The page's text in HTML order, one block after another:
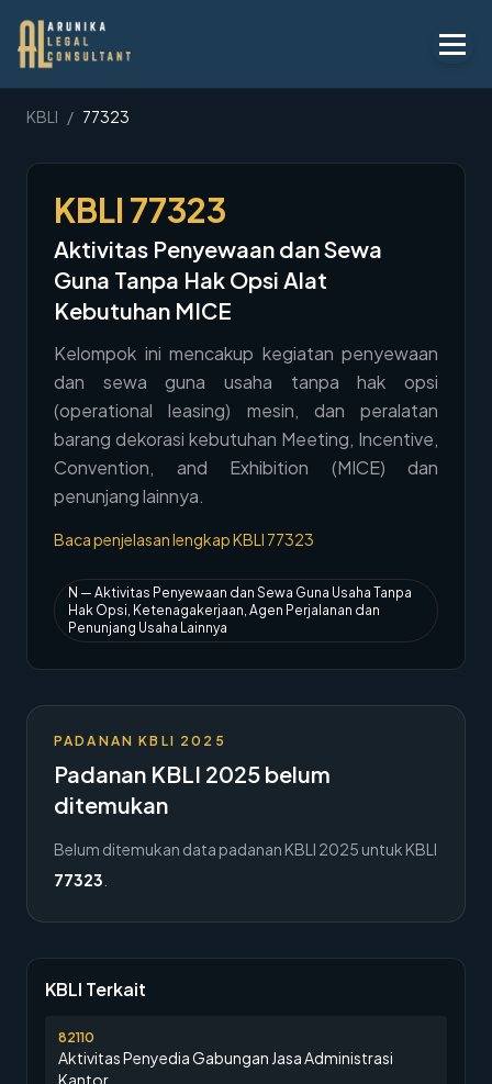
Layanan
Peraturan
KBLI
Tentang
Kontak
Penawaran
Blog
Legal AI
KBLI / 77323
KBLI 77323
Aktivitas Penyewaan dan Sewa
Guna Tanpa Hak Opsi Alat
Kebutuhan MICE
Kelompok ini mencakup kegiatan penyewaan
dan sewa guna usaha tanpa hak opsi
(operational leasing) mesin, dan peralatan
barang dekorasi kebutuhan Meeting, Incentive,
Convention, and Exhibition (MICE) dan
penunjang lainnya.
Baca penjelasan lengkap KBLI 77323
N — Aktivitas Penyewaan dan Sewa Guna Usaha Tanpa
Hak Opsi, Ketenagakerjaan, Agen Perjalanan dan
Penunjang Usaha Lainnya
PADANAN KBLI 2025
Padanan KBLI 2025 belum
ditemukan
Belum ditemukan data padanan KBLI 2025 untuk KBLI
77323
KBLI Terkait
82110
Aktivitas Penyedia Gabungan Jasa Administrasi
Kantor